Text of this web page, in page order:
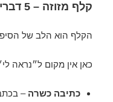
קלף מזוזה – 5 דברים שחייבים להיות ברורים
הקלף הוא הלב של
כאן אין מקום ל״נראה
כתיבה כשרה –